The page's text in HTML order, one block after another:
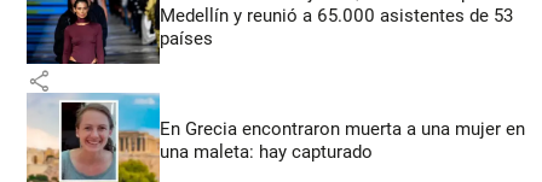
Medellín y reunió a 65.000 asistentes de 53
países
share
En Grecia encontraron muerta a una mujer en
una maleta: hay capturado